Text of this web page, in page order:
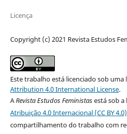
Licença
Copyright (c) 2021 Revista Estudos
Este trabalho está licenciado sob uma
Attribution 4.0 International License.
ARevista Estudos Feministasestá sob a
Atribuição 4.0 Internacional (CC BY 4.0)
compartilhamento do trabalho com